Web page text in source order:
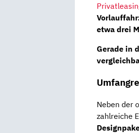
etwa drei
Gerade in
Neben der
zahlreiche